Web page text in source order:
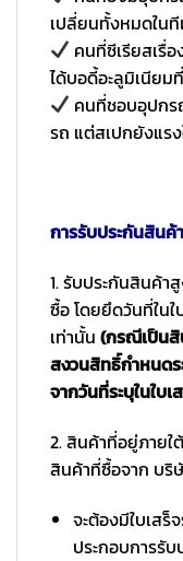
เปลี่ยนทั้งหมดในที
คนที่ซีเรียสเรื่
ได้บอดี้อะลูมิเนียม
คนที่ชอบอุปกร
รถ แต่สเปกยังแรง
การรับประกันสิน
1. รับประกันสินค้า
ซื้อ โดยยึดวันที่ใน
เท่านั้น (กรณีเป็นสิ
สงวนสิทธิ์กำหนดร
จากวันที่ระบุในใบเ
2. สินค้าที่อยู่ภายใ
สินค้าที่ซื้อจาก บริ
จะต้องมีใบเสร็
ประกอบการรับ